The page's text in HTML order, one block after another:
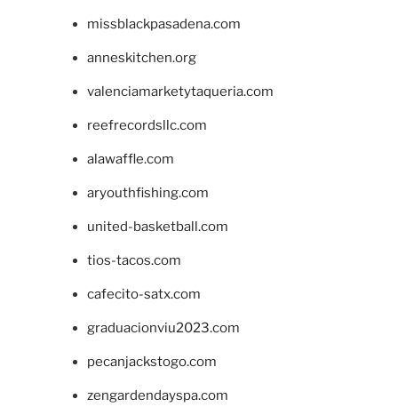
missblackpasadena.com
anneskitchen.org
valenciamarketytaqueria.com
reefrecordsllc.com
alawaffle.com
aryouthfishing.com
united-basketball.com
tios-tacos.com
cafecito-satx.com
graduacionviu2023.com
pecanjackstogo.com
zengardendayspa.com